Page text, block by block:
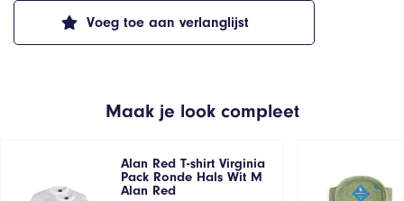
Voeg toe aan verlanglijst
Maak je look compleet
Alan Red T-shirt Virginia
Pack Ronde Hals Wit M
Alan Red